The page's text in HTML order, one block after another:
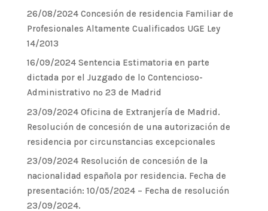
26/08/2024 Concesión de residencia Familiar de
Profesionales Altamente Cualificados UGE Ley
14/2013
16/09/2024 Sentencia Estimatoria en parte
dictada por el Juzgado de lo Contencioso-
Administrativo nº 23 de Madrid
23/09/2024 Oficina de Extranjería de Madrid.
Resolución de concesión de una autorización de
residencia por circunstancias excepcionales
23/09/2024 Resolución de concesión de la
nacionalidad española por residencia. Fecha de
presentación: 10/05/2024 – Fecha de resolución
23/09/2024.